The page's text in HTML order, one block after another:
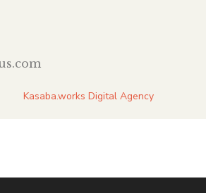
Kasaba.works Digital Agency